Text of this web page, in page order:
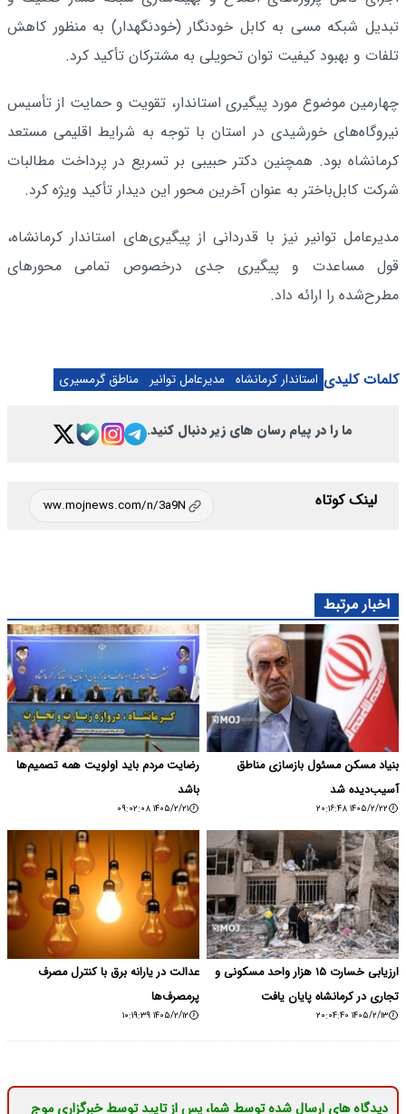
تبدیل شبکه مسی به کابل خودنگار (خودنگهدار) به منظور کاهش
تلفات و بهبود کیفیت توان تحویلی به مشترکان تأکید کرد.
چهارمین موضوع مورد پیگیری استاندار، تقویت و حمایت از تأسیس
نیروگاه‌های خورشیدی در استان با توجه به شرایط اقلیمی مستعد
کرمانشاه بود. همچنین دکتر حبیبی بر تسریع در پرداخت مطالبات
شرکت کابل‌باختر به عنوان آخرین محور این دیدار تأکید ویژه کرد.
مدیرعامل توانیر نیز با قدردانی از پیگیری‌های استاندار کرمانشاه،
قول مساعدت و پیگیری جدی درخصوص تمامی محورهای
مطرح‌شده را ارائه داد.
کلمات کلیدی استاندار کرمانشاه مدیرعامل توانیر مناطق گرمسیری
ما را در پیام رسان های زیر دنبال کنید.
لینک کوتاه
اخبار مرتبط
بنیاد مسکن مسئول بازسازی مناطق
آسیب‌دیده شد
۱۴۰۵/۲/۲۲ ۲۰:۱۶:۴۸
رضایت مردم باید اولویت همه تصمیم‌ها
باشد
۱۴۰۵/۲/۲۱ ۰۹:۰۲:۰۸
ارزیابی خسارت ۱۵ هزار واحد مسکونی و
تجاری در کرمانشاه پایان یافت
۱۴۰۵/۲/۱۳ ۲۰:۰۴:۴۰
عدالت در یارانه برق با کنترل مصرف
پرمصرف‌ها
۱۴۰۵/۲/۱۲ ۱۰:۱۹:۳۹
دیدگاه های ارسال شده توسط شما، پس از تایید توسط خبرگزاری موج